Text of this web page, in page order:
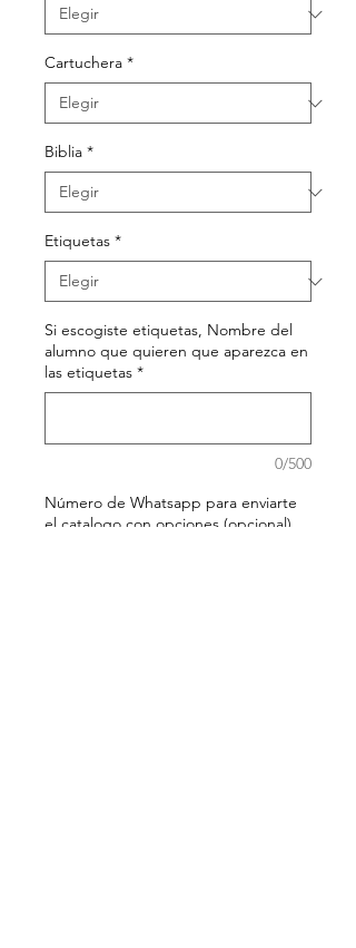
Cartuchera *
Biblia *
Etiquetas *
Si escogiste etiquetas, Nombre del
alumno que quieren que aparezca en
las etiquetas *
0/500
Número de Whatsapp para enviarte
el catalogo con opciones (opcional)